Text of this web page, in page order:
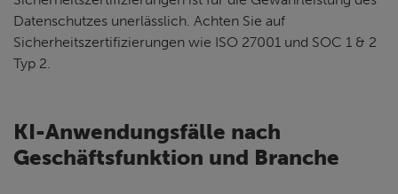
Datenschutzes unerlässlich. Achten Sie auf
Sicherheitszertifizierungen wie ISO 27001 und SOC 1 & 2
Typ 2.
KI-Anwendungsfälle nach
Geschäftsfunktion und Branche